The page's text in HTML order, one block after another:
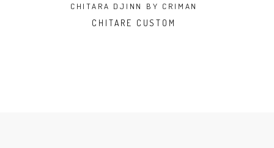
CHITARA DJINN BY CRIMAN
CHITARE CUSTOM